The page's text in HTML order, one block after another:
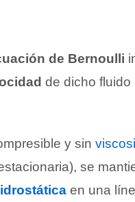
de Bernoulli
de dicho fluido
y sin
se
en una